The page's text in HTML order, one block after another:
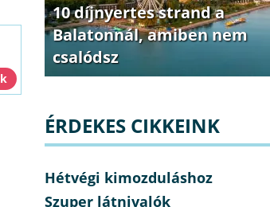
10 díjnyertes strand a
Balatonnál, amiben nem
csalódsz
ÉRDEKES CIKKEINK
Hétvégi kimozduláshoz
Szuper látnivalók